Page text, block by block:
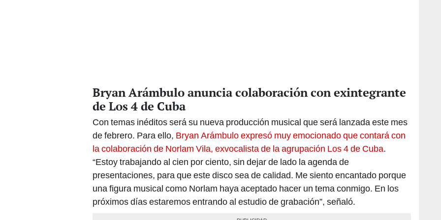
Bryan Arámbulo anuncia colaboración con exintegrante
de Los 4 de Cuba
Con temas inéditos será su nueva producción musical que será lanzada este mes
de febrero. Para ello, Bryan Arámbulo expresó muy emocionado que contará con
la colaboración de Norlam Vila, exvocalista de la agrupación Los 4 de Cuba.
“Estoy trabajando al cien por ciento, sin dejar de lado la agenda de
presentaciones, para que este disco sea de calidad. Me siento encantado porque
una figura musical como Norlam haya aceptado hacer un tema conmigo. En los
próximos días estaremos entrando al estudio de grabación”, señaló.